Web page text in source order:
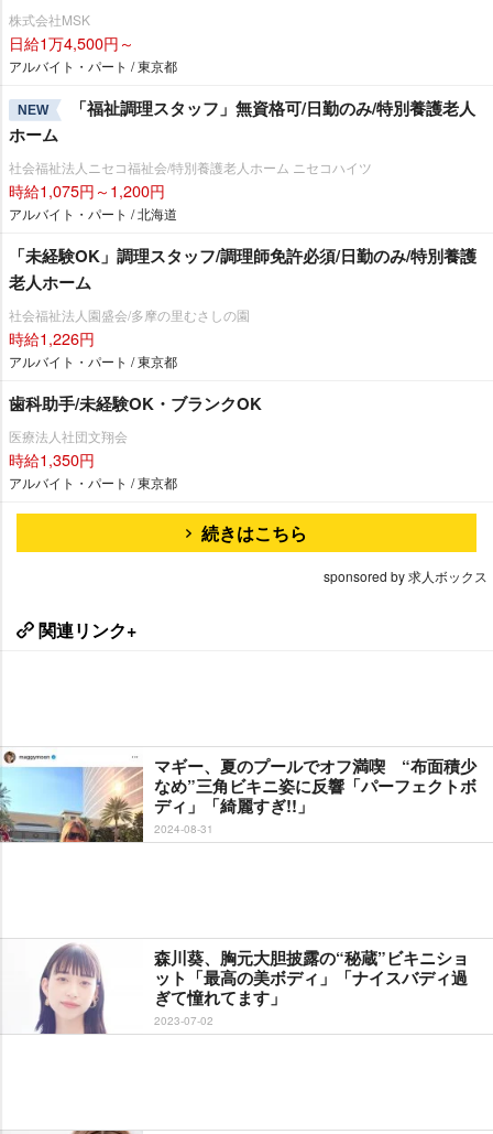
株式会社MSK
日給1万4,500円～
アルバイト・パート / 東京都
NEW
「福祉調理スタッフ」無資格可/日勤のみ/特別養護老人
ホーム
社会福祉法人ニセコ福祉会/特別養護老人ホーム ニセコハイツ
時給1,075円～1,200円
アルバイト・パート / 北海道
「未経験OK」調理スタッフ/調理師免許必須/日勤のみ/特別養護
老人ホーム
社会福祉法人園盛会/多摩の里むさしの園
時給1,226円
アルバイト・パート / 東京都
歯科助手/未経験OK・ブランクOK
医療法人社団文翔会
時給1,350円
アルバイト・パート / 東京都
続きはこちら
sponsored by 求人ボックス
関連リンク+
マギー、夏のプールでオフ満喫 “布面積少
なめ”三角ビキニ姿に反響「パーフェクトボ
ディ」「綺麗すぎ!!」
2024-08-31
森川葵、胸元大胆披露の“秘蔵”ビキニショ
ット「最高の美ボディ」「ナイスバディ過
ぎて憧れてます」
2023-07-02